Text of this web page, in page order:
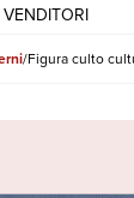
VENDITORI
Figura culto